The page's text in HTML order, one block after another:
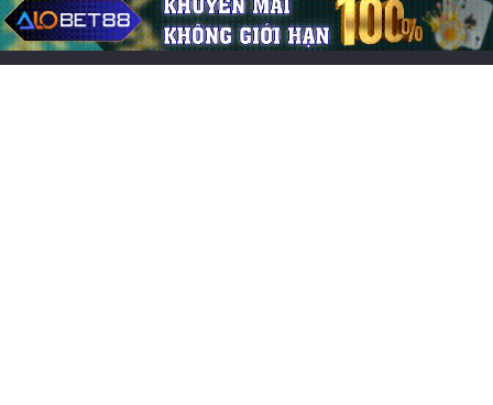
Game đổi thẻ trên iOS hay, trải nghiệm chiến thuật cực
cuốn